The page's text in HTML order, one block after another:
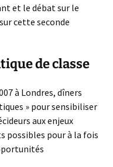
et le débat sur le
cette seconde
de classe
à Londres, dîners
» pour sensibiliser
aux enjeux
possibles pour à la fois